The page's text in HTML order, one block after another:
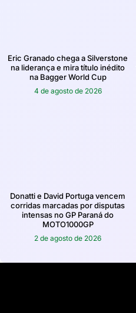
Eric Granado chega a Silverstone
na liderança e mira título inédito
na Bagger World Cup
4 de agosto de 2026
Donatti e David Portuga vencem
corridas marcadas por disputas
intensas no GP Paraná do
MOTO1000GP
2 de agosto de 2026